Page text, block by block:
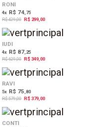
RONI
4x R$ 74,75
R$ 429,00 R$ 299,00
IUDI
4x R$ 87,25
R$ 629,00 R$ 349,00
RAVI
5x R$ 75 ,80
R$ 579,00 R$ 379,00
CONTI